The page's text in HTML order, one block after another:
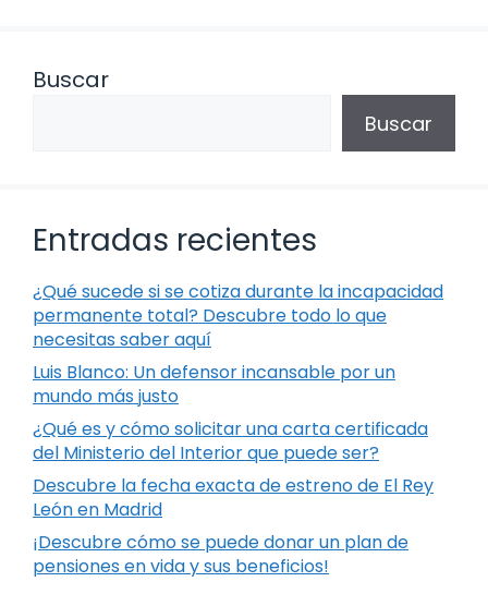
Buscar
Buscar
Entradas recientes
¿Qué sucede si se cotiza durante la incapacidad
permanente total? Descubre todo lo que
necesitas saber aquí
Luis Blanco: Un defensor incansable por un
mundo más justo
¿Qué es y cómo solicitar una carta certificada
del Ministerio del Interior que puede ser?
Descubre la fecha exacta de estreno de El Rey
León en Madrid
¡Descubre cómo se puede donar un plan de
pensiones en vida y sus beneficios!